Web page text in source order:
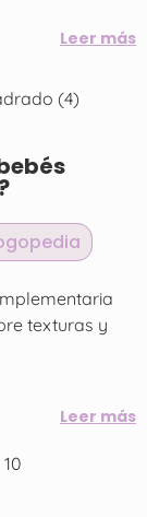
Leer más
texturas y
Leer más
10